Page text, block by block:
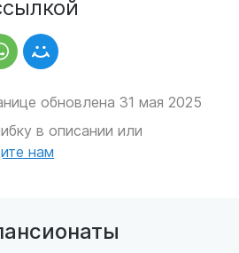
обновлена 31 мая 2025
в описании или
нам